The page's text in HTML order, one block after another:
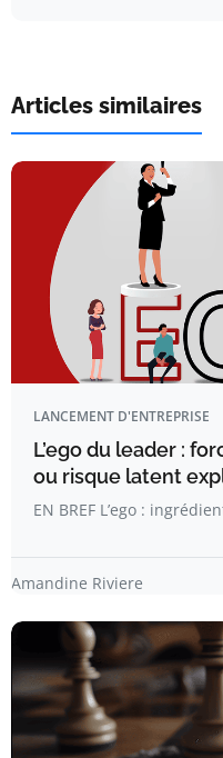
Articles similaires
LANCEMENT D'ENTREPRISE
L’ego du leader :
ou risque latent
EN BREF L’ego :
Amandine Riviere